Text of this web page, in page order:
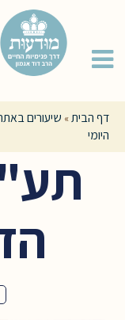
דף הבית» שיעורים
היומי